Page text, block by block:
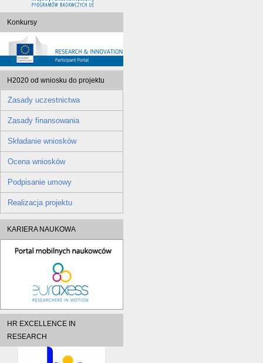
Konkursy
H2020 od wniosku do projektu
Zasady uczestnictwa
Zasady finansowania
Składanie wniosków
Ocena wniosków
Podpisanie umowy
Realizacja projektu
KARIERA NAUKOWA
HR EXCELLENCE IN
RESEARCH